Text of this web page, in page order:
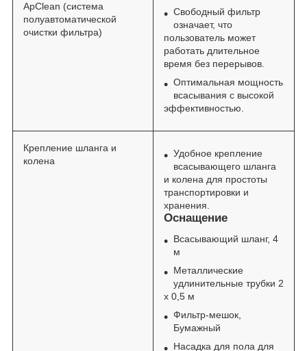
ApClean (система
полуавтоматической
очистки фильтра)
Свободный фильтр
означает, что
пользователь может
работать длительное
время без перерывов.
Оптимальная мощность
всасывания с высокой
эффективностью.
Крепление шланга и
колена
Удобное крепление
всасывающего шланга
и колена для простоты
транспортировки и
хранения.
Оснащение
Всасывающий шланг, 4
м
Металлические
удлинительные трубки 2
х 0,5 м
Фильтр-мешок,
Бумажный
Насадка для пола для